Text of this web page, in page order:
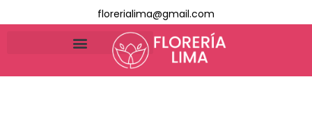
florerialima@gmail.com